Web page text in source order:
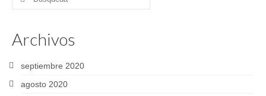
Archivos
septiembre 2020
agosto 2020